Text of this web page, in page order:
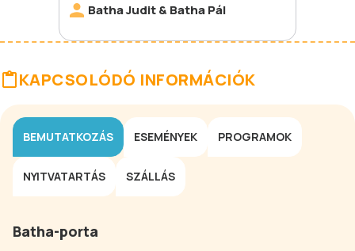
Batha Judit & Batha Pál
KAPCSOLÓDÓ INFORMÁCIÓK
BEMUTATKOZÁS ESEMÉNYEK PROGRAMOK
NYITVATARTÁS SZÁLLÁS
Batha-porta